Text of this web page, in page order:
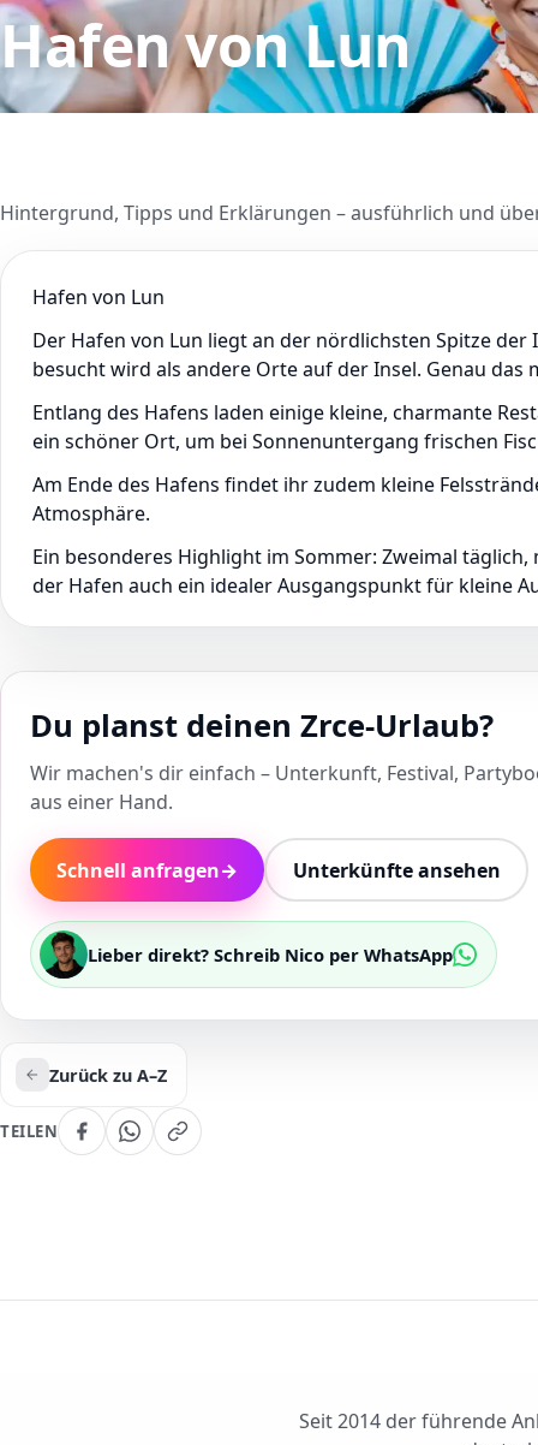
Hafen von Lun
Hintergrund, Tipps und Erklärungen – ausführlich und
Hafen von Lun
Der Hafen von Lun liegt an der nördlichsten Spitze
besucht wird als andere Orte auf der Insel. Genau
Entlang des Hafens laden einige kleine, charmante
ein schöner Ort, um bei Sonnenuntergang frischen
Am Ende des Hafens findet ihr zudem kleine
Atmosphäre.
Ein besonderes Highlight im Sommer: Zweimal
der Hafen auch ein idealer Ausgangspunkt für kleine
Du planst deinen Zrce-Urlaub?
Wir machen's dir einfach – Unterkunft, Festival,
aus einer Hand.
Schnell anfragen→ Unterkünfte ansehen
Lieber direkt? Schreib Nico per WhatsApp
Zurück zu A–Z
TEILEN
Seit 2014 der führende